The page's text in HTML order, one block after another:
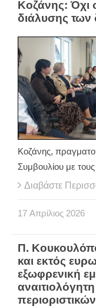
Κοζάνης: Όχι
διάλυσης
Κοζάνης,
Συμβουλίου με
Διαβάστε
17 Απρίλιος 2026
Π.
και εκτός
εξωφρενική